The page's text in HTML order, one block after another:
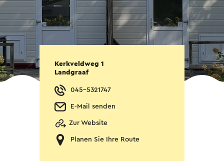
Kerkveldweg 1
Landgraaf
045-5321747
E-Mail senden
Zur Website
Planen Sie Ihre Route